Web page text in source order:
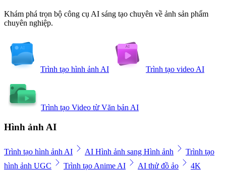
Khám phá trọn bộ công cụ AI sáng tạo chuyên về ảnh sản phẩm
chuyên nghiệp.
Trình tạo hình ảnh AI Trình tạo video AI
Trình tạo Video từ Văn bản AI
Hình ảnh AI
Trình tạo hình ảnh AI AI Hình ảnh sang Hình ảnh
Trình tạo
hình ảnh UGC
Trình tạo Anime AI AI thử đồ ảo
4K